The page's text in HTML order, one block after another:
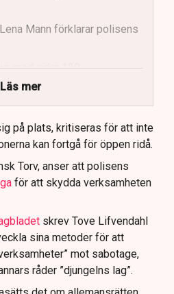
Mann förklarar polisens
med cirka 120
och uniformerad polis
komplext när det gäller
och gränser.
Läs mer
på plats, kritiseras för att inte
kan fortgå för öppen ridå.
Torv, anser att polisens
för att skydda verksamheten
skrev Tove Lifvendahl
sina metoder för att
mot sabotage,
råder ”djungelns lag”.